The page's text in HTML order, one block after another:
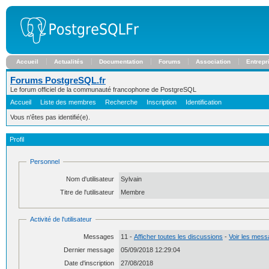
Accueil Actualités Documentation Forums Association
Forums PostgreSQL.fr
Le forum officiel de la communauté francophone de PostgreSQL
Accueil
Liste des membres Recherche Inscription Identification
Vous n'êtes pas identifié(e).
Profil
Personnel
Nom d'utilisateur
Sylvain
Titre de l'utilisateur
Membre
Activité de l'utilisateur
Messages 11 - Afficher toutes les discussions - Voir les
Dernier message
05/09/2018 12:29:04
Date d'inscription
27/08/2018